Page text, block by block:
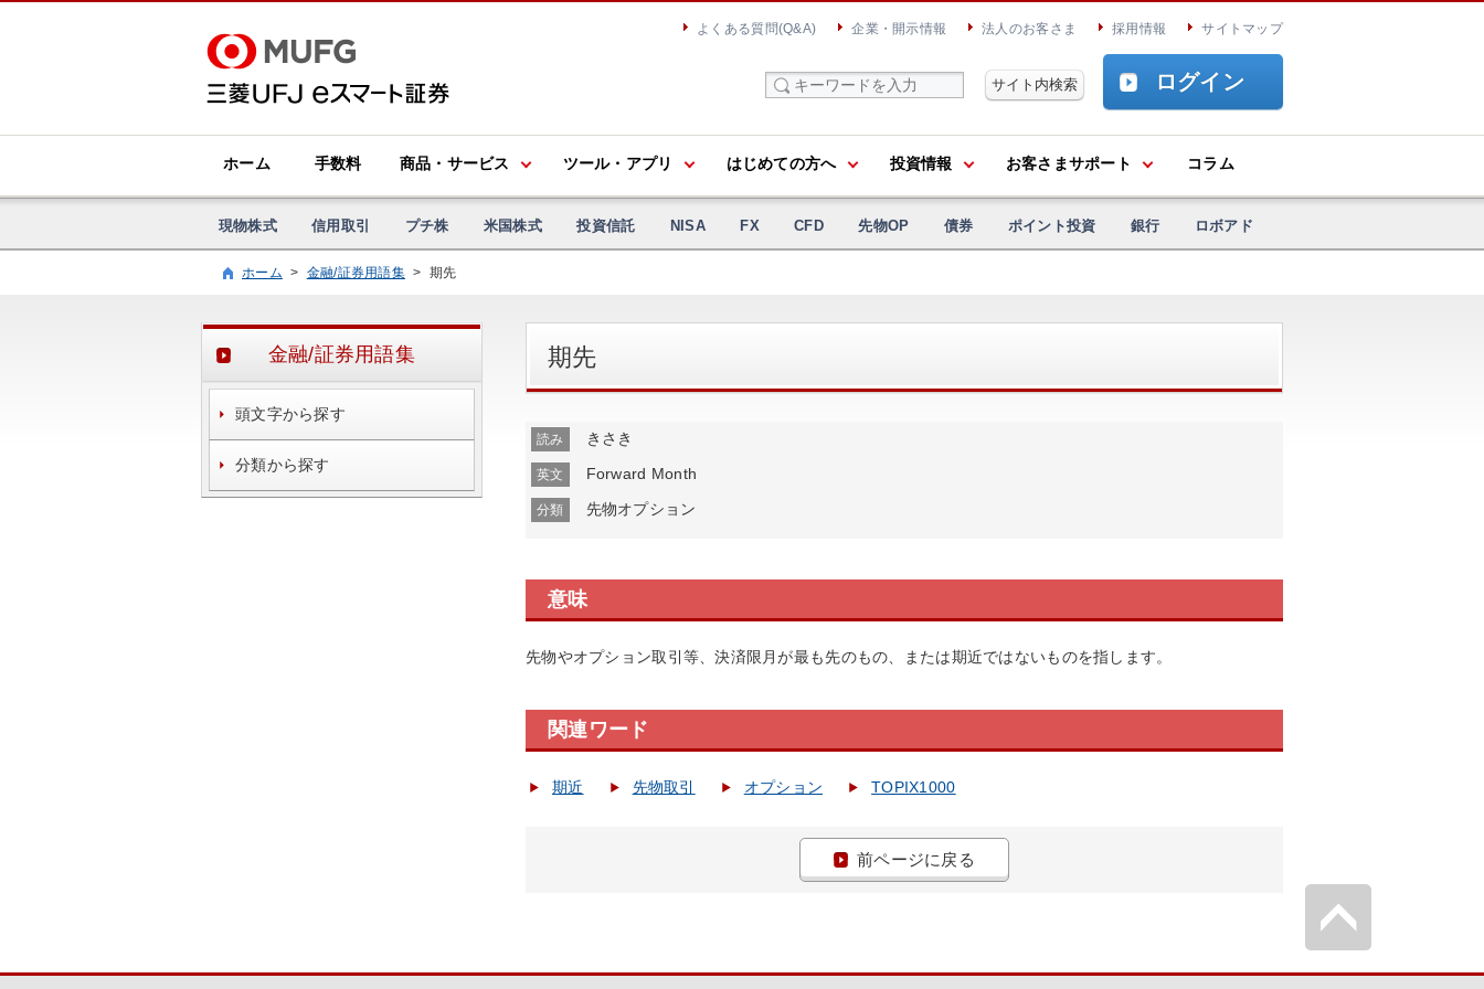
よくある質問(Q&A) 企業・開示情報 法人のお客さま 採用情報 サイトマップ
ログイン
ホーム 手数料 商品・サービス ツール・アプリ はじめての方へ 投資情報 お客さまサポート コラム
現物株式 信用取引 プチ株 米国株式 投資信託 NISA FX CFD 先物OP 債券 ポイント投資 銀行 ロボアド
ホーム > 金融/証券用語集 > 期先
期先
読み きさき
英文 Forward Month
分類 先物オプション
意味
先物やオプション取引等、決済限月が最も先のもの、または期近ではないものを指します。
関連ワード
期近 先物取引 オプション TOPIX1000
前ページに戻る
金融/証券用語集
頭文字から探す
分類から探す